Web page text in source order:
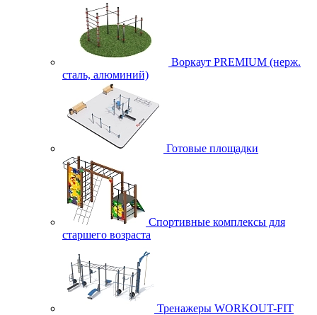
Воркаут PREMIUM (нерж.
сталь, алюминий)
Готовые площадки
Спортивные комплексы для
старшего возраста
Тренажеры WORKOUT-FIT